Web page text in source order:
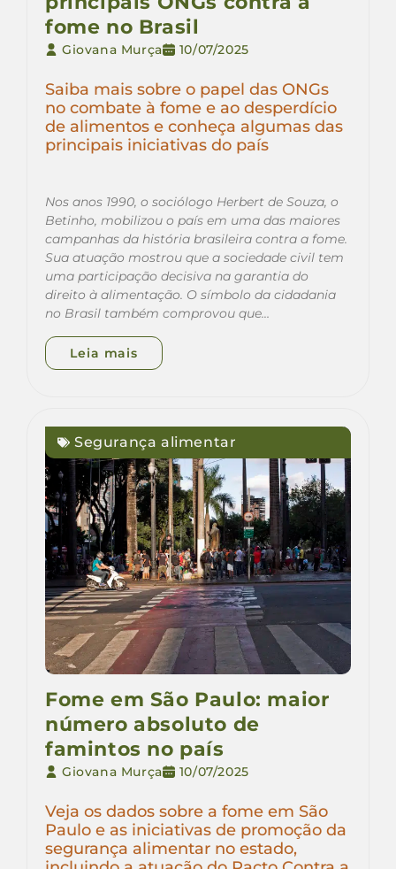
fome no Brasil
Giovana Murça 10/07/2025
Saiba mais sobre o papel das ONGs
no combate à fome e ao desperdício
de alimentos e conheça algumas das
principais iniciativas do país
Nos anos 1990, o sociólogo Herbert de Souza, o
Betinho, mobilizou o país em uma das maiores
campanhas da história brasileira contra a fome.
Sua atuação mostrou que a sociedade civil tem
uma participação decisiva na garantia do
direito à alimentação. O símbolo da cidadania
no Brasil também comprovou que…
Leia mais
Segurança alimentar
Fome em São Paulo: maior
número absoluto de
famintos no país
Giovana Murça 10/07/2025
Veja os dados sobre a fome em São
Paulo e as iniciativas de promoção da
segurança alimentar no estado,